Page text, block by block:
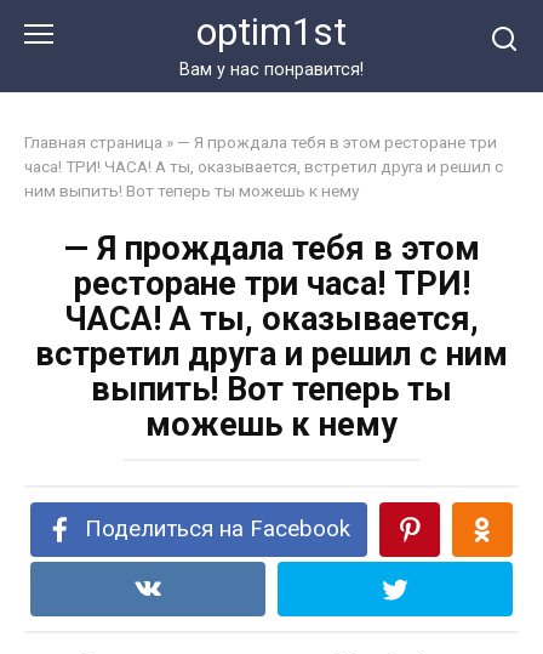
optim1st
Вам у нас понравится!
Главная страница » — Я прождала тебя в этом ресторане три
часа! ТРИ! ЧАСА! А ты, оказывается, встретил друга и решил с
ним выпить! Вот теперь ты можешь к нему
— Я прождала тебя в этом
ресторане три часа! ТРИ!
ЧАСА! А ты, оказывается,
встретил друга и решил с ним
выпить! Вот теперь ты
можешь к нему
Поделиться на Facebook